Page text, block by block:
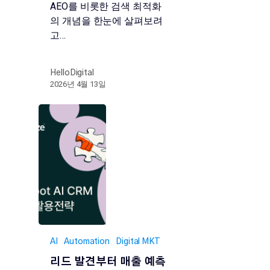
AEO를 비롯한 검색 최적화
의 개념을 한눈에 살펴보려
고…
HelloDigital
2026년 4월 13일
AI Automation Digital MKT
리드 발견부터 매출 예측